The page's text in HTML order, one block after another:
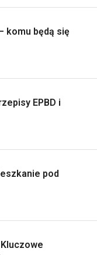
komu będą się
EPBD i
pod